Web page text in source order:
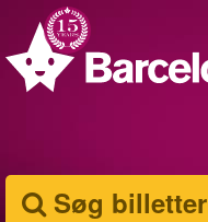
Søg billetter